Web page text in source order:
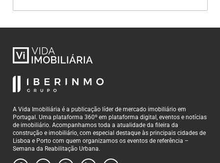
A Vida Imobiliária é a publicação líder de mercado imobiliário em
Portugal. Uma plataforma 360º em plataforma digital, eventos e notícias
de imobiliário. Acompanhamos toda a atualidade da fileira da
construção e imobiliário, com especial destaque às principais cidades de
Lisboa e Porto com quem organizamos os eventos de referência –
Semana da Reabilitação Urbana.